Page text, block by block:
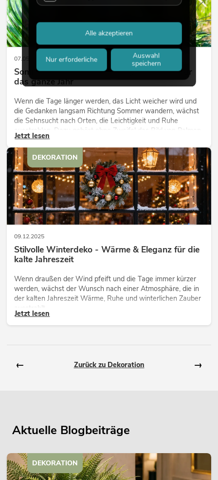
07.05.2026
Sommer, Sonne, Palmen – tropisches Flair für
das ganze Jahr
Wenn die Tage länger werden, das Licht weicher wird und
die Gedanken langsam Richtung Sommer wandern, wächst
die Sehnsucht nach Orten, die Leichtigkeit und Ruhe
ausstrahlen. Dazu gehört ohne Zweifel das Bild von Palmen,
die sich sanft im warmen Wind bewegen, begleitet von
Licht, Weite und einem Gefühl von Freiheit.
Jetzt lesen
09.12.2025
Stilvolle Winterdeko - Wärme & Eleganz für die
kalte Jahreszeit
Wenn draußen der Wind pfeift und die Tage immer kürzer
werden, wächst der Wunsch nach einer Atmosphäre, die in
der kalten Jahreszeit Wärme, Ruhe und winterlichen Zauber
ausstrahlt.
Jetzt lesen
DEKORATION
← Zurück zu Dekoration →
Aktuelle Blogbeiträge
DEKORATION
Nur erforderliche
Auswahl
speichern
Alle akzeptieren